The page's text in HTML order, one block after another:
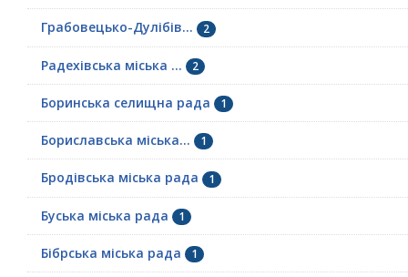
Грабовецько-Дулібів... 2
Радехівська міська ... 2
Боринська селищна рада 1
Бориславська міська... 1
Бродівська міська рада 1
Буська міська рада 1
Бібрська міська рада 1